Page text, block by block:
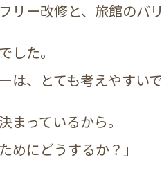
リー改修と、旅館のバ
した。
は、とても考えやすいで
まっているから。
めにどうするか？」